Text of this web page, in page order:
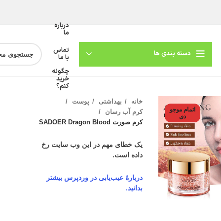
دسته بندی ها
درباره
ما
تماس
با ما
چگونه
خرید
کنم؟
اتمام موجو
دی
تصویر
خانه بهداشتی
پوست
کرم آب رسان
کرم صورت SADOER Dragon Blood
یک خطای مهم در این وب سایت رخ
داده است.
دربارهٔ عیب‌یابی در وردپرس بیشتر
بدانید.